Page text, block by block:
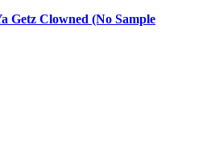
Getz Clowned (No Sample